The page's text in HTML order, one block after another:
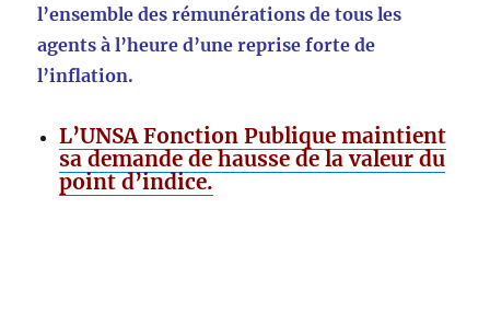
l’ensemble des rémunérations de tous les
agents à l’heure d’une reprise forte de
l’inflation.
L’UNSA Fonction Publique maintient
sa demande de hausse de la valeur du
point d’indice.